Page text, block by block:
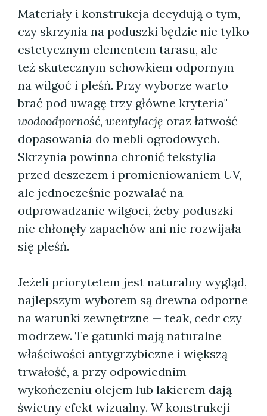
Materiały i konstrukcja decydują o tym,
czy skrzynia na poduszki będzie nie tylko
estetycznym elementem tarasu, ale
też skutecznym schowkiem odpornym
na wilgoć i pleśń. Przy wyborze warto
brać pod uwagę trzy główne kryteria"
wodoodporność, wentylację oraz łatwość
dopasowania do mebli ogrodowych.
Skrzynia powinna chronić tekstylia
przed deszczem i promieniowaniem UV,
ale jednocześnie pozwalać na
odprowadzanie wilgoci, żeby poduszki
nie chłonęły zapachów ani nie rozwijała
się pleśń.
Jeżeli priorytetem jest naturalny wygląd,
najlepszym wyborem są drewna odporne
na warunki zewnętrzne — teak, cedr czy
modrzew. Te gatunki mają naturalne
właściwości antygrzybiczne i większą
trwałość, a przy odpowiednim
wykończeniu olejem lub lakierem dają
świetny efekt wizualny. W konstrukcji